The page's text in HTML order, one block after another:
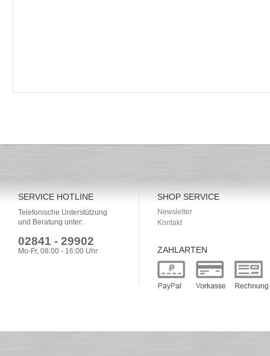
SERVICE HOTLINE
Telefonische Unterstützung
und Beratung unter:
02841 - 29902
Mo-Fr, 08:00 - 16:00 Uhr
SHOP SERVICE
Newsletter
Kontakt
ZAHLARTEN